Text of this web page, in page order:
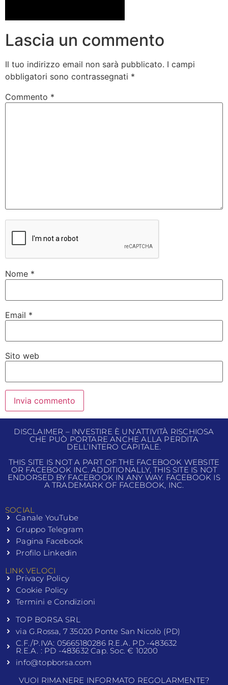
Lascia un commento
Il tuo indirizzo email non sarà pubblicato. I campi
obbligatori sono contrassegnati *
Commento *
Nome *
Email *
Sito web
DISCLAIMER – INVESTIRE È UN’ATTIVITÀ RISCHIOSA
CHE PUÒ PORTARE ANCHE ALLA PERDITA
DELL’INTERO CAPITALE.
THIS SITE IS NOT A PART OF THE FACEBOOK WEBSITE
OR FACEBOOK INC. ADDITIONALLY, THIS SITE IS NOT
ENDORSED BY FACEBOOK IN ANY WAY. FACEBOOK IS
A TRADEMARK OF FACEBOOK, INC.
SOCIAL
Canale YouTube
Gruppo Telegram
Pagina Facebook
Profilo Linkedin
LINK VELOCI
Privacy Policy
Cookie Policy
Termini e Condizioni
TOP BORSA SRL
via G.Rossa, 7 35020 Ponte San Nicolò (PD)
C.F./P.IVA: 05665180286 R.E.A. PD -483632
R.E.A. : PD -483632 Cap. Soc. € 10200
info@topborsa.com
VUOI RIMANERE INFORMATO REGOLARMENTE?